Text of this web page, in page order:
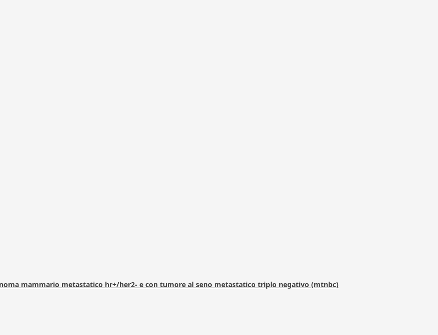
mammario metastatico hr+/her2- e con tumore al seno metastatico triplo negativo (mtnbc)